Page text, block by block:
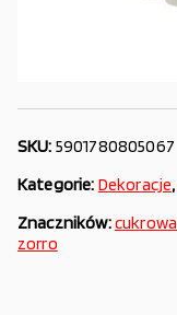
SKU: 5901780805067
Kategorie: Dekoracje,
Znaczników:cukrowa
zorro